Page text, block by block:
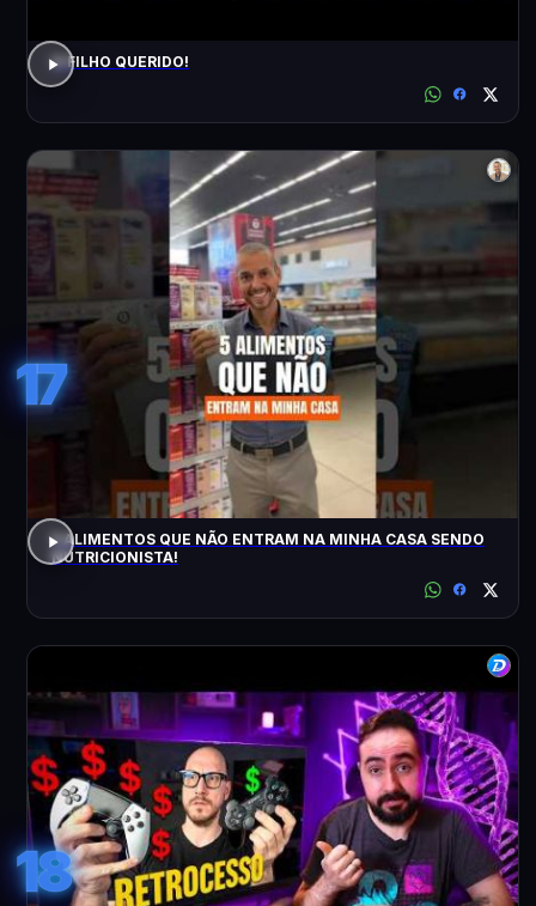
O FILHO QUERIDO!
17
5 ALIMENTOS QUE NÃO ENTRAM NA MINHA CASA SENDO
NUTRICIONISTA!
18